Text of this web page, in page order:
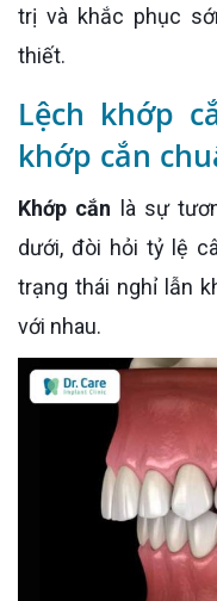
trị và khắc phục
thiết.
Lệch khớp
khớp cắn
Khớp cắn là sự
dưới, đòi hỏi tỷ lệ
trạng thái nghỉ lẫn
với nhau.